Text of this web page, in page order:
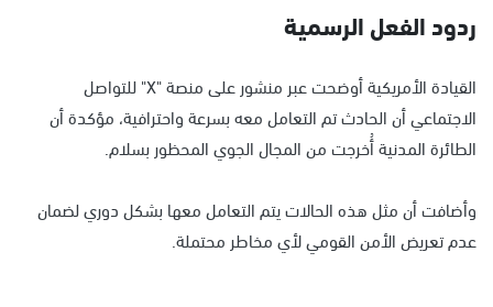
ردود الفعل الرسمية
القيادة الأمريكية أوضحت عبر منشور على منصة "X" للتواصل
الاجتماعي أن الحادث تم التعامل معه بسرعة واحترافية، مؤكدة أن
الطائرة المدنية أُخرجت من المجال الجوي المحظور بسلام.
وأضافت أن مثل هذه الحالات يتم التعامل معها بشكل دوري لضمان
عدم تعريض الأمن القومي لأي مخاطر محتملة.